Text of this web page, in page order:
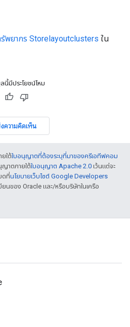
พยากร Storelayoutclusters ใน
นี้มีประโยชน์ไหม
ความคิดเห็น
ใต้ใบอนุญาตที่ต้องระบุที่มาของครีเอทีฟคอม
ญาตภายใต้ใบอนุญาต Apache 2.0 เว้นแต่จะ
ดที่นโยบายเว็บไซต์ Google Developers
ยนของ Oracle และ/หรือบริษัทในเครือ